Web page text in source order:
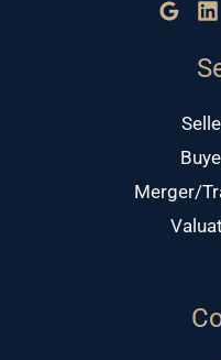
Merger/